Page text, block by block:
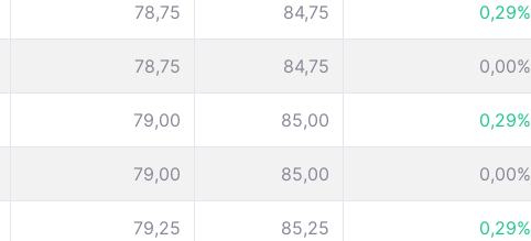
78,75 84,75 0,29%
78,75 84,75 0,00%
79,00 85,00 0,29%
79,00 85,00 0,00%
79,25 85,25 0,29%